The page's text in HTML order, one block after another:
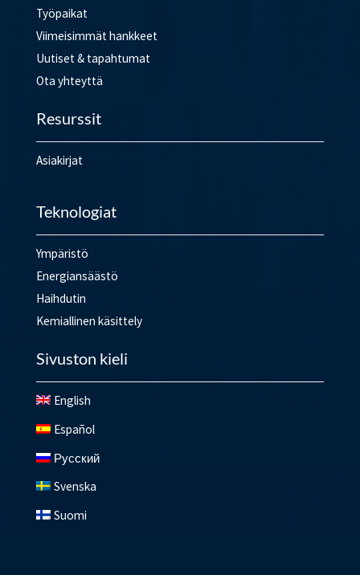
Työpaikat
Viimeisimmät hankkeet
Uutiset & tapahtumat
Ota yhteyttä
Resurssit
Asiakirjat
Teknologiat
Ympäristö
Energiansäästö
Haihdutin
Kemiallinen käsittely
Sivuston kieli
English
Español
Русский
Svenska
Suomi